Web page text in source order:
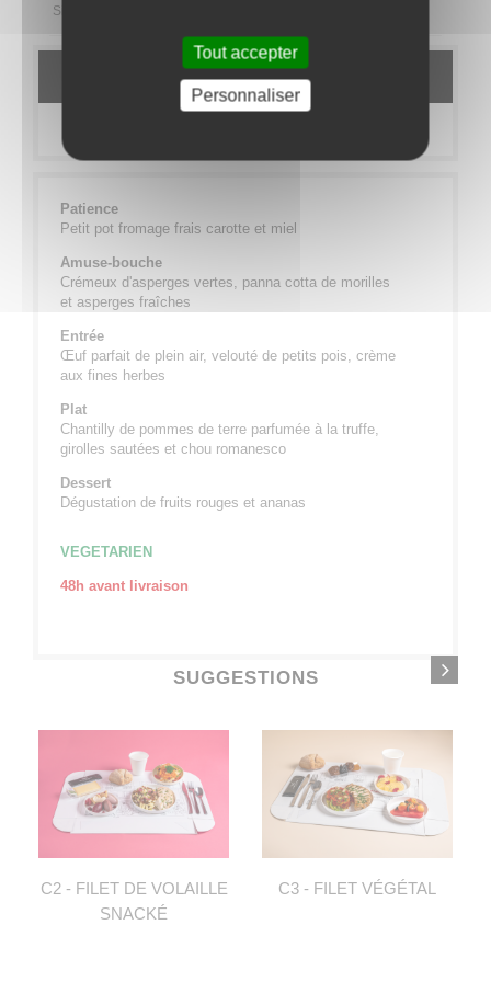
Signature
DESCRIPTION
Patience
Petit pot fromage frais carotte et miel
Amuse-bouche
Crémeux d'asperges vertes, panna cotta de morilles
et asperges fraîches
Entrée
Œuf parfait de plein air, velouté de petits pois, crème
aux fines herbes
Plat
Chantilly de pommes de terre parfumée à la truffe,
girolles sautées et chou romanesco
Dessert
Dégustation de fruits rouges et ananas
VEGETARIEN
48h avant livraison
SUGGESTIONS
C2 - FILET DE VOLAILLE
SNACKÉ
C3 - FILET VÉGÉTAL
Tout accepter
Personnaliser